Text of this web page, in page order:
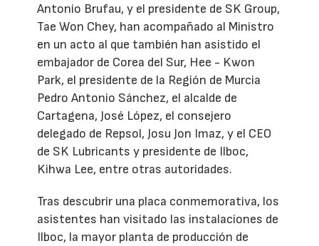
Antonio Brufau, y el presidente de SK Group,
Tae Won Chey, han acompañado al Ministro
en un acto al que también han asistido el
embajador de Corea del Sur, Hee - Kwon
Park, el presidente de la Región de Murcia
Pedro Antonio Sánchez, el alcalde de
Cartagena, José López, el consejero
delegado de Repsol, Josu Jon Imaz, y el CEO
de SK Lubricants y presidente de Ilboc,
Kihwa Lee, entre otras autoridades.
Tras descubrir una placa conmemorativa, los
asistentes han visitado las instalaciones de
Ilboc, la mayor planta de producción de